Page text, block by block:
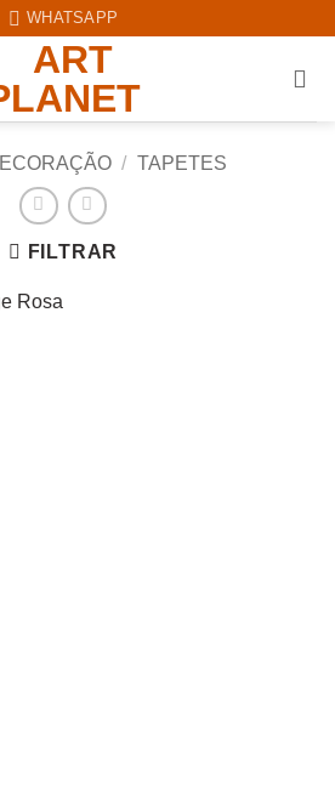
WHATSAPP
/ TAPETES
FILTRAR